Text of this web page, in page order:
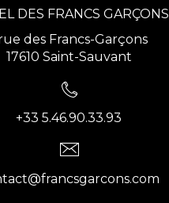
DES FRANCS GARÇONS
des Francs-Garçons
17610 Saint-Sauvant
+33 5.46.90.33.93